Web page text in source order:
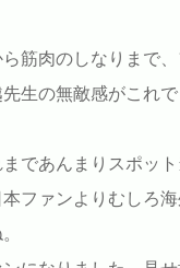
筋肉のしなりまで
先生の無敵感がこれ
であんまりスポッ
ファンよりむしろ